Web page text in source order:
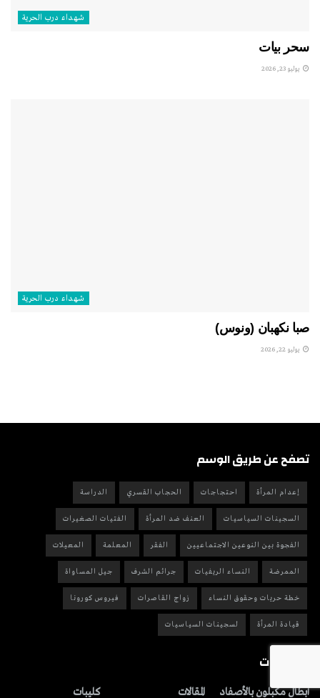
شهداء درب الحرية
سحر بيات
يوليو 23, 2026
شهداء درب الحرية
صبا نكهبان (ونوس)
يوليو 22, 2026
تصفح عن طريق الوسم
إعدام المرأة احتجاجات الحجاب القسري الدراسة
السجينات السياسيات العنف ضد المرأة الفتيات الصغيرات
الفجوة بين النوعين الاجتماعيين الفقر المعلمة المعيلات
الممرضة النساء الريفيات جرائم الشرف جيل المساواة
خطة حريات وحقوق النساء زواج القاصرات فيروس كورونا
قيادة المرأة لسجينات السياسيات
التصنيفات
أبطال مكبلون بالأصفاد المقالات کلیبات